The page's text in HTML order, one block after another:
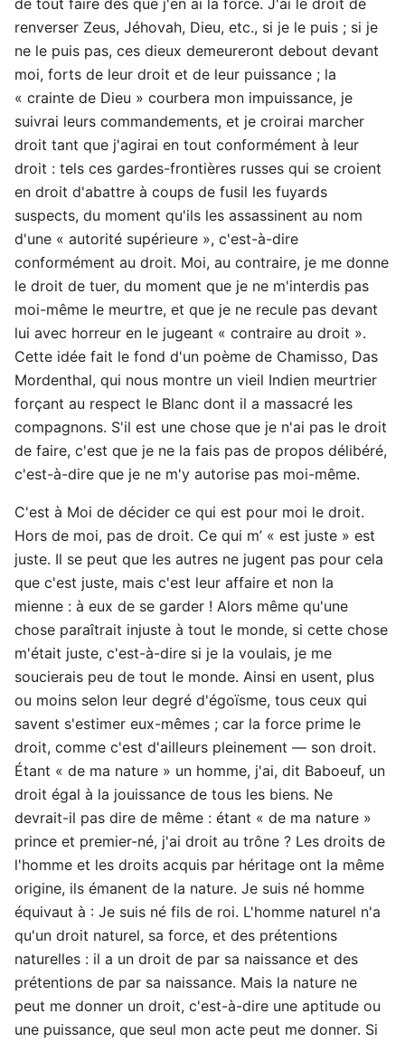
renverser Zeus, Jéhovah, Dieu, etc., si je le puis ; si je
ne le puis pas, ces dieux demeureront debout devant
moi, forts de leur droit et de leur puissance ; la
« crainte de Dieu » courbera mon impuissance, je
suivrai leurs commandements, et je croirai marcher
droit tant que j'agirai en tout conformément à leur
droit : tels ces gardes-frontières russes qui se croient
en droit d'abattre à coups de fusil les fuyards
suspects, du moment qu'ils les assassinent au nom
d'une « autorité supérieure », c'est-à-dire
conformément au droit. Moi, au contraire, je me donne
le droit de tuer, du moment que je ne m'interdis pas
moi-même le meurtre, et que je ne recule pas devant
lui avec horreur en le jugeant « contraire au droit ».
Cette idée fait le fond d'un poème de Chamisso, Das
Mordenthal, qui nous montre un vieil Indien meurtrier
forçant au respect le Blanc dont il a massacré les
compagnons. S'il est une chose que je n'ai pas le droit
de faire, c'est que je ne la fais pas de propos délibéré,
c'est-à-dire que je ne m'y autorise pas moi-même.
C'est à Moi de décider ce qui est pour moi le droit.
Hors de moi, pas de droit. Ce qui m’ « est juste » est
juste. Il se peut que les autres ne jugent pas pour cela
que c'est juste, mais c'est leur affaire et non la
mienne : à eux de se garder ! Alors même qu'une
chose paraîtrait injuste à tout le monde, si cette chose
m'était juste, c'est-à-dire si je la voulais, je me
soucierais peu de tout le monde. Ainsi en usent, plus
ou moins selon leur degré d'égoïsme, tous ceux qui
savent s'estimer eux-mêmes ; car la force prime le
droit, comme c'est d'ailleurs pleinement — son droit.
Étant « de ma nature » un homme, j'ai, dit Baboeuf, un
droit égal à la jouissance de tous les biens. Ne
devrait-il pas dire de même : étant « de ma nature »
prince et premier-né, j'ai droit au trône ? Les droits de
l'homme et les droits acquis par héritage ont la même
origine, ils émanent de la nature. Je suis né homme
équivaut à : Je suis né fils de roi. L'homme naturel n'a
qu'un droit naturel, sa force, et des prétentions
naturelles : il a un droit de par sa naissance et des
prétentions de par sa naissance. Mais la nature ne
peut me donner un droit, c'est-à-dire une aptitude ou
une puissance, que seul mon acte peut me donner. Si